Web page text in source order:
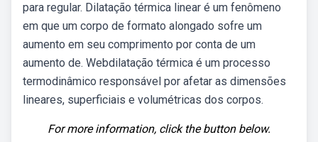
para regular. Dilatação térmica linear é um fenômeno
em que um corpo de formato alongado sofre um
aumento em seu comprimento por conta de um
aumento de. Webdilatação térmica é um processo
termodinâmico responsável por afetar as dimensões
lineares, superficiais e volumétricas dos corpos.
For more information, click the button below.